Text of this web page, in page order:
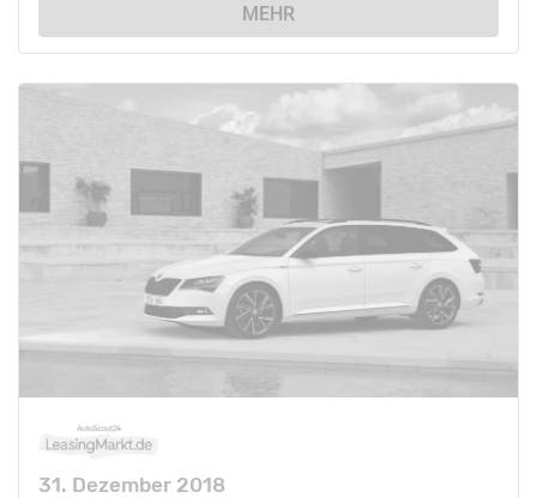
MEHR
31. Dezember 2018